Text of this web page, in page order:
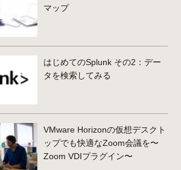
マップ
はじめてのSplunk その2：デー
タを検索してみる
VMware Horizonの仮想デスクト
ップでも快適なZoom会議を〜
Zoom VDIプラグイン〜